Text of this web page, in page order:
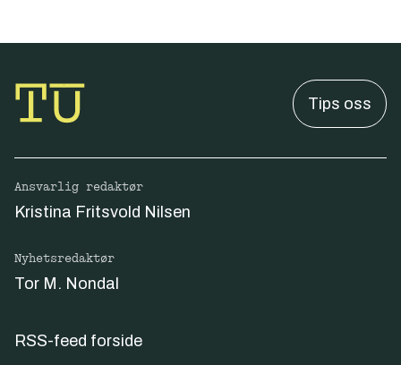
Tips oss
Ansvarlig redaktør
Kristina Fritsvold Nilsen
Nyhetsredaktør
Tor M. Nondal
RSS-feed forside